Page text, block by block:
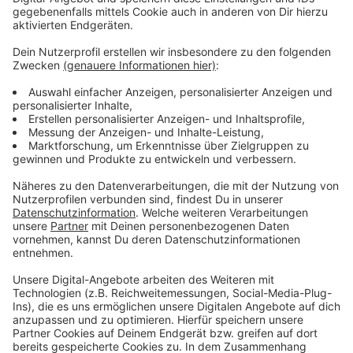
Anzeige
Vorstellen brauchen wir ihn euch nicht. Seit 2003
treibt Jürgen Bangert nun als "Elvis Eifel" seine Späße
am Telefon mit seinen Hörerinnen und Hörern im Radio.
Aber selbst seine 'Opfer' müssen am Ende mit lachen -
wenn auch nicht immer. Und weil Elvis das noch viele
Jahre weitermachen möchte, benötigt er eure
Unterstützung. Ihr habt gerade jemanden im Kopf, dem
mal ein Streich gespielt werden sollte? Dann nutzt
das Formular und tretet mit Elvis direkt in Kontakt! Er
freut sich auf jede neue Nachricht.
Anzeige